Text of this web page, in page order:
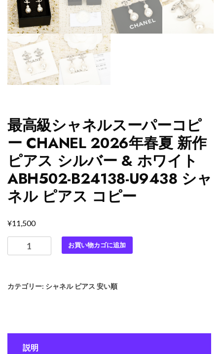
最高級シャネルスーパーコピ
ー CHANEL 2026年春夏 新作
ピアス シルバー & ホワイト
ABH502-B24138-U9438 シャ
ネル ピアス コピー
¥11,500
高
ャ
お買い物カゴに追加
カテゴリー: シャネル ピアス 安い順
説明